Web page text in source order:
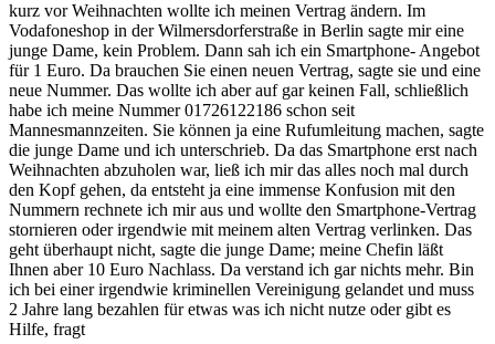
kurz vor Weihnachten wollte ich meinen Vertrag ändern. Im
Vodafoneshop in der Wilmersdorferstraße in Berlin sagte mir eine
junge Dame, kein Problem. Dann sah ich ein Smartphone- Angebot
für 1 Euro. Da brauchen Sie einen neuen Vertrag, sagte sie und eine
neue Nummer. Das wollte ich aber auf gar keinen Fall, schließlich
habe ich meine Nummer 01726122186 schon seit
Mannesmannzeiten. Sie können ja eine Rufumleitung machen, sagte
die junge Dame und ich unterschrieb. Da das Smartphone erst nach
Weihnachten abzuholen war, ließ ich mir das alles noch mal durch
den Kopf gehen, da entsteht ja eine immense Konfusion mit den
Nummern rechnete ich mir aus und wollte den Smartphone-Vertrag
stornieren oder irgendwie mit meinem alten Vertrag verlinken. Das
geht überhaupt nicht, sagte die junge Dame; meine Chefin läßt
Ihnen aber 10 Euro Nachlass. Da verstand ich gar nichts mehr. Bin
ich bei einer irgendwie kriminellen Vereinigung gelandet und muss
2 Jahre lang bezahlen für etwas was ich nicht nutze oder gibt es
Hilfe, fragt